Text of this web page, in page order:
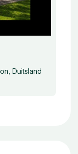
Duitsland